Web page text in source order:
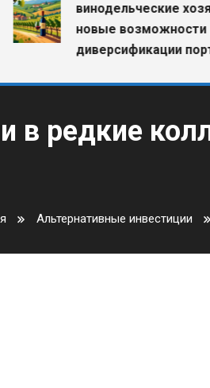
винодельческие
новые возможности для
диверсификации
в редкие
Альтернативные инвестиции